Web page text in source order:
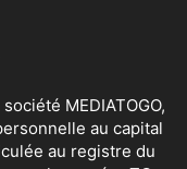
MEDIATOGO,
au capital
au registre du